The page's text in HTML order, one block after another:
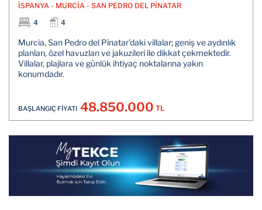
İSPANYA - MURCİA - SAN PEDRO DEL PİNATAR
4
4
Murcia, San Pedro del Pinatar’daki villalar; geniş ve aydınlık
planları, özel havuzları ve jakuzileri ile dikkat çekmektedir.
Villalar, plajlara ve günlük ihtiyaç noktalarına yakın
konumdadır.
BAŞLANGIÇ FİYATI 48.850.000 TL